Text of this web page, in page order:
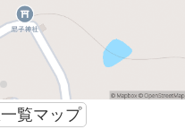
覧マップ